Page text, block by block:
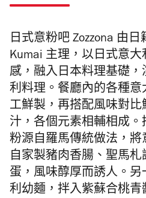
日式意粉吧 Zozzona 由日
Kumai 主理，以日式意
感，融入日本料理基礎，
利料理。餐廳內的各種意
工鮮製，再搭配風味對
汁，各個元素相輔相成。
粉源自羅馬傳統做法，將
自家製豬肉香腸、聖馬
蛋，風味醇厚而誘人。另
利幼麵，拌入紫蘇合桃青